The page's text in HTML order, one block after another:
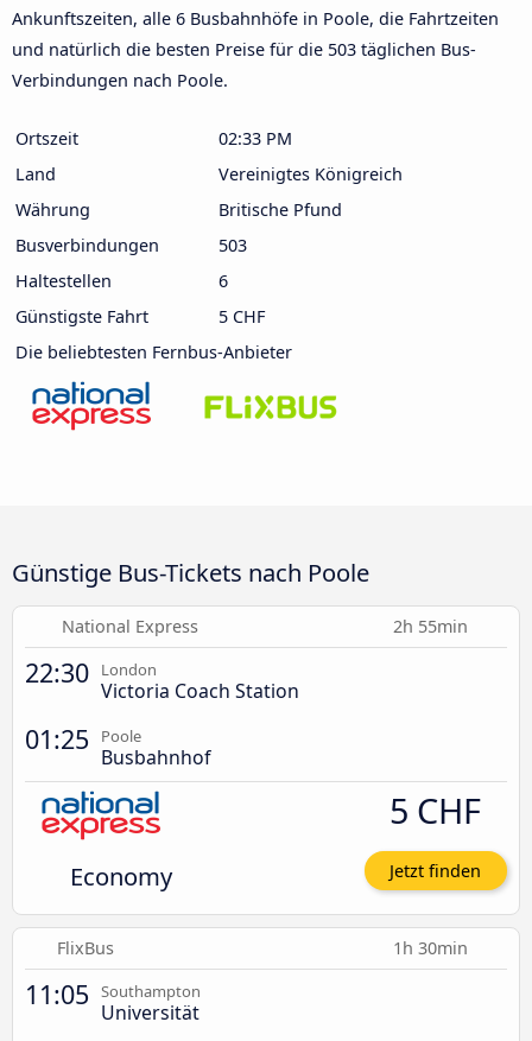
Ankunftszeiten, alle 6 Busbahnhöfe in Poole, die Fahrtzeiten
und natürlich die besten Preise für die 503 täglichen Bus-
Verbindungen nach Poole.
Ortszeit
02:33 PM
Land
Vereinigtes Königreich
Währung
Britische Pfund
Busverbindungen
503
Haltestellen
6
Günstigste Fahrt
5 CHF
Die beliebtesten Fernbus-Anbieter
Günstige Bus-Tickets nach Poole
National Express 2h 55min
22:30 London
Victoria Coach Station
01:25 Poole
Busbahnhof
Economy
5 CHF
Jetzt finden
FlixBus 1h 30min
11:05 Southampton
Universität